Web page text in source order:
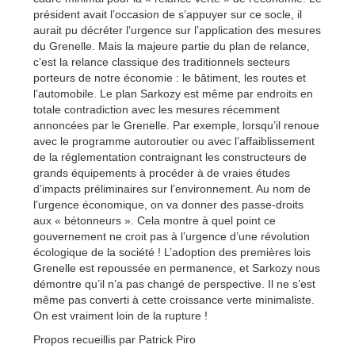
président avait l’occasion de s’appuyer sur ce socle, il
aurait pu décréter l’urgence sur l’application des mesures
du Grenelle. Mais la majeure partie du plan de relance,
c’est la relance classique des traditionnels secteurs
porteurs de notre économie : le bâtiment, les routes et
l’automobile. Le plan Sarkozy est même par endroits en
totale contradiction avec les mesures récemment
annoncées par le Grenelle. Par exemple, lorsqu’il renoue
avec le programme autoroutier ou avec l’affaiblissement
de la réglementation contraignant les constructeurs de
grands équipements à procéder à de vraies études
d’impacts préliminaires sur l’environnement. Au nom de
l’urgence économique, on va donner des passe-droits
aux « bétonneurs ». Cela montre à quel point ce
gouvernement ne croit pas à l’urgence d’une révolution
écologique de la société ! L’adoption des premières lois
Grenelle est repoussée en permanence, et Sarkozy nous
démontre qu’il n’a pas changé de perspective. Il ne s’est
même pas converti à cette croissance verte minimaliste.
On est vraiment loin de la rupture !
Propos recueillis par Patrick Piro